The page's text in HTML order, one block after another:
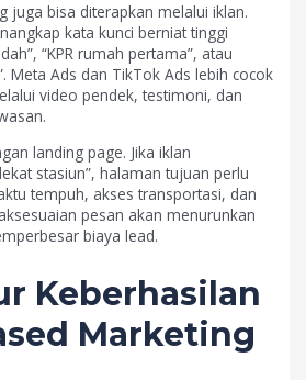
juga bisa diterapkan melalui iklan.
kata kunci berniat tinggi
“KPR rumah pertama”, atau
Meta Ads dan TikTok Ads lebih cocok
video pendek, testimoni, dan
landing page. Jika iklan
stasiun”, halaman tujuan perlu
tempuh, akses transportasi, dan
pesan akan menurunkan
biaya lead.
Keberhasilan
Marketing